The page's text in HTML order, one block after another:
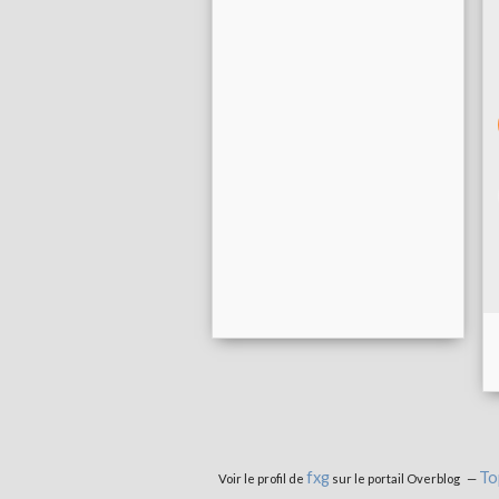
Voir le profil de fxgsur le portail Overblog